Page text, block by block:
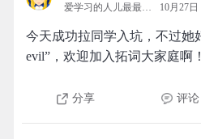
爱学习的人儿最最最可爱 10月27
今天成功拉同学入坑，不过她
evil”，欢迎加入拓词大家庭啊！
分享 评论